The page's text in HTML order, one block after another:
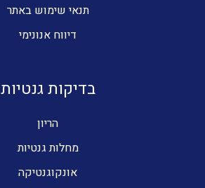
תנאי שימוש באתר
דיווח אנונימי
בדיקות גנטיות
הריון
מחלות גנטיות
אונקוגנטיקה